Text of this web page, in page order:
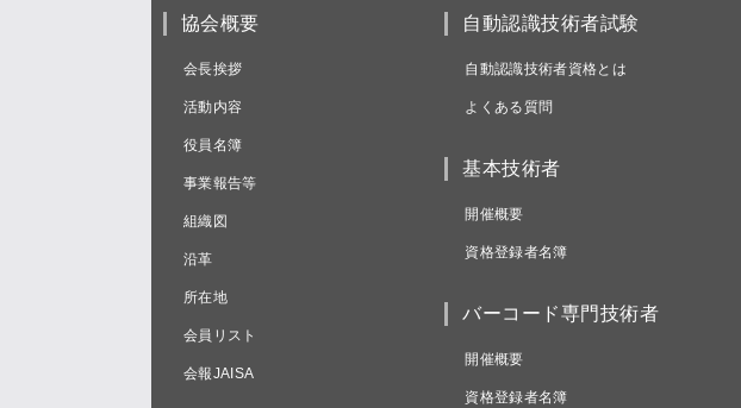
協会概要
会長挨拶
活動内容
役員名簿
事業報告等
組織図
沿革
所在地
会員リスト
会報JAISA
自動認識技術者試験
自動認識技術者資格とは
よくある質問
基本技術者
開催概要
資格登録者名簿
バーコード専門技術者
開催概要
資格登録者名簿